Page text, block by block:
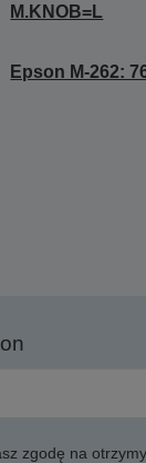
M.KNOB=L
Epson M-262:
zgodę na